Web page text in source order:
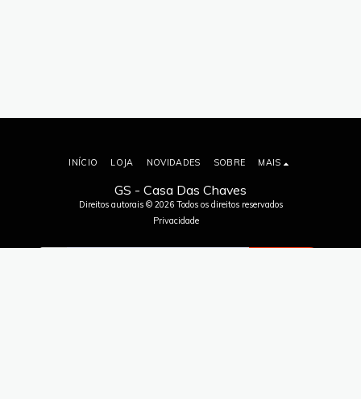
GS - Casa Das Chaves
Direitos autorais © 2026 Todos os direitos reservados
Privacidade
INÍCIO LOJA NOVIDADES SOBRE MAIS